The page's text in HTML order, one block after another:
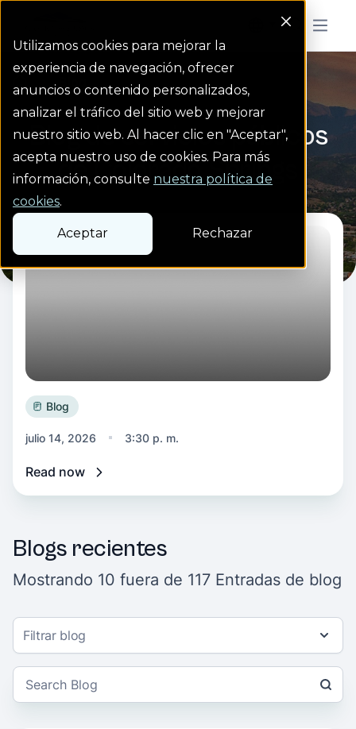
Utilizamos cookies para mejorar la
experiencia de navegación, ofrecer
anuncios o contenido personalizados,
analizar el tráfico del sitio web y mejorar
nuestro sitio web. Al hacer clic en "Aceptar",
acepta nuestro uso de cookies. Para más
información, consulte nuestra política de
cookies.
Aceptar Rechazar
Menu
Homepage link
Blog de servicios públicos
de Colorado Springs
Blog
julio 14, 2026 3:30 p. m.
Read now
Read more from
Blogs recientes
Mostrando 10 fuera de 117 Entradas de blog
Filtrar blog